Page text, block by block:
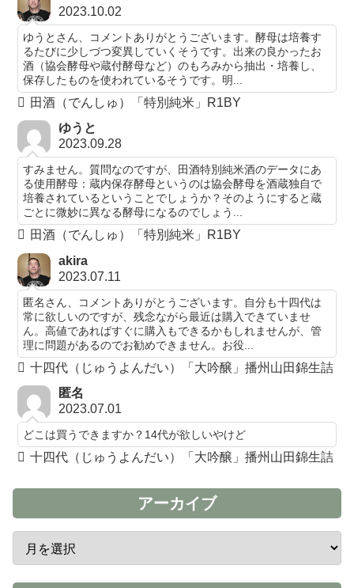
2023.10.02
ゆうとさん、コメントありがとうございます。酵母は培養す
るたびに少しづつ変異していくそうです。出来の良かったお
酒（協会酵母や蔵付酵母など）のもろみから抽出・培養し、
保存したものを使われているそうです。明...
田酒（でんしゅ）「特別純米」R1BY
ゆうと
2023.09.28
すみません。質問なのですが、田酒特別純米酒のデータにあ
る使用酵母：蔵内保存酵母というのは協会酵母を酒蔵独自で
培養されているということでしょうか？そのようにすると蔵
ごとに微妙に異なる酵母になるのでしょう...
田酒（でんしゅ）「特別純米」R1BY
akira
2023.07.11
匿名さん、コメントありがとうございます。自分も十四代は
常に欲しいのですが、残念ながら最近は購入できていませ
ん。高値であればすぐに購入もできるかもしれませんが、管
理に問題があるのでお勧めできません。お役...
十四代（じゅうよんだい）「大吟醸」播州山田錦生詰
匿名
2023.07.01
どこは買うできますか？14代が欲しいやけど
十四代（じゅうよんだい）「大吟醸」播州山田錦生詰
アーカイブ